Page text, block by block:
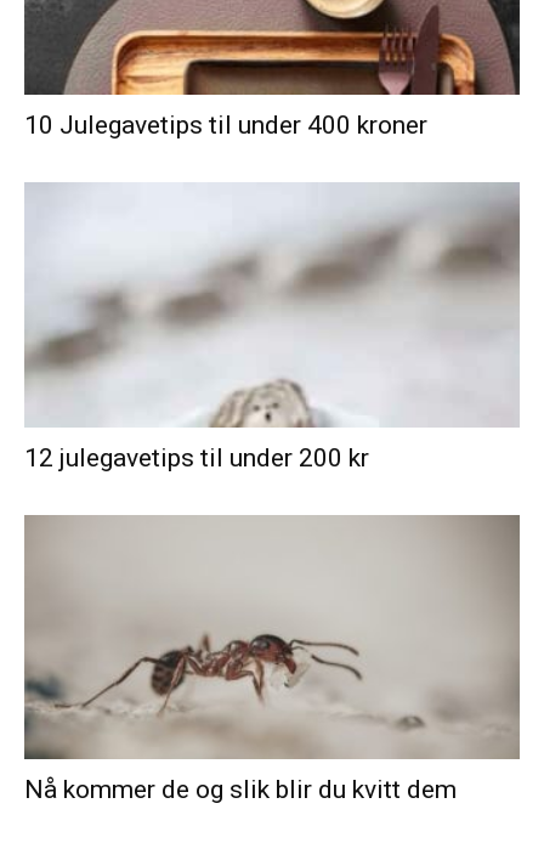
10 Julegavetips til under 400 kroner
12 julegavetips til under 200 kr
Nå kommer de og slik blir du kvitt dem